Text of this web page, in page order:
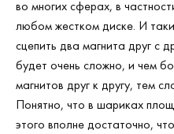
во многих сферах, в
любом жестком диске. И
сцепить два магнита друг с
будет очень сложно, и чем
магнитов друг к другу, тем
Понятно, что в шариках
этого вполне достаточно,